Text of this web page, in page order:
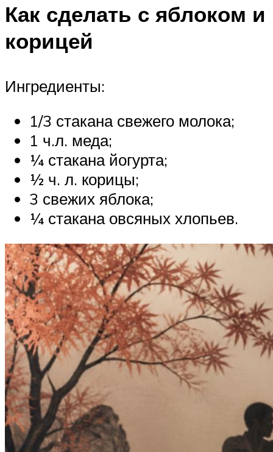
Как сделать с яблоком и
корицей
Ингредиенты:
1/3 стакана свежего молока;
1 ч.л. меда;
¼ стакана йогурта;
½ ч. л. корицы;
3 свежих яблока;
¼ стакана овсяных хлопьев.